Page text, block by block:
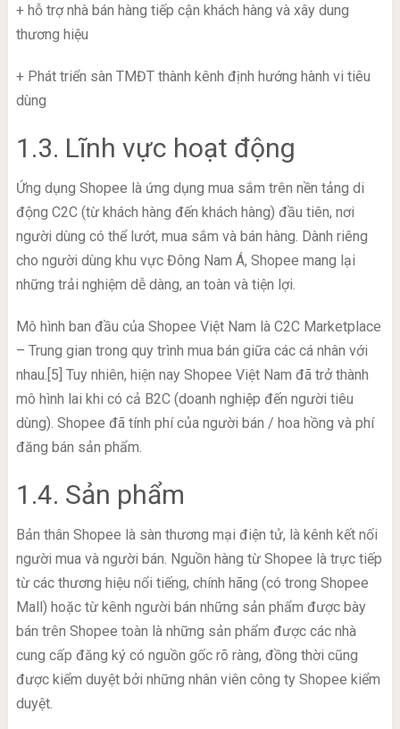
+ hỗ trợ nhà bán hàng tiếp cận khách hàng và xây dung
thương hiệu
+ Phát triển sàn TMĐT thành kênh định hướng hành vi tiêu
dùng
1.3. Lĩnh vực hoạt động
Ứng dụng Shopee là ứng dụng mua sắm trên nền tảng di
động C2C (từ khách hàng đến khách hàng) đầu tiên, nơi
người dùng có thể lướt, mua sắm và bán hàng. Dành riêng
cho người dùng khu vực Đông Nam Á, Shopee mang lại
những trải nghiệm dễ dàng, an toàn và tiện lợi.
Mô hình ban đầu của Shopee Việt Nam là C2C Marketplace
– Trung gian trong quy trình mua bán giữa các cá nhân với
nhau.[5] Tuy nhiên, hiện nay Shopee Việt Nam đã trở thành
mô hình lai khi có cả B2C (doanh nghiệp đến người tiêu
dùng). Shopee đã tính phí của người bán / hoa hồng và phí
đăng bán sản phẩm.
1.4. Sản phẩm
Bản thân Shopee là sàn thương mại điện tử, là kênh kết nối
người mua và người bán. Nguồn hàng từ Shopee là trực tiếp
từ các thương hiệu nổi tiếng, chính hãng (có trong Shopee
Mall) hoặc từ kênh người bán những sản phẩm được bày
bán trên Shopee toàn là những sản phẩm được các nhà
cung cấp đăng ký có nguồn gốc rõ ràng, đồng thời cũng
được kiểm duyệt bởi những nhân viên công ty Shopee kiểm
duyệt.